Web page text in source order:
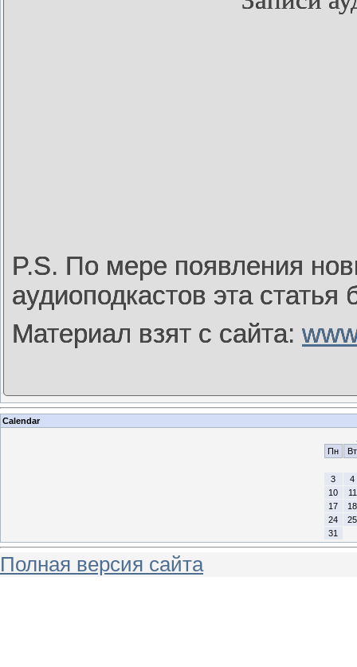
P.S. По мере появления
аудиоподкастов эта статья
Материал взят с сайта:
Calendar
Пн
Вт
3
4
10
11
17
18
24
25
31
Полная версия сайта